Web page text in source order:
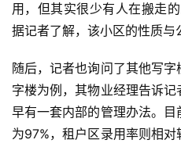
用，但其实很少有人在搬走
据记者了解，该小区的性质与
随后，记者也询问了其他写
字楼为例，其物业经理告诉
早有一套内部的管理办法。
为97%，租户区录用率则相